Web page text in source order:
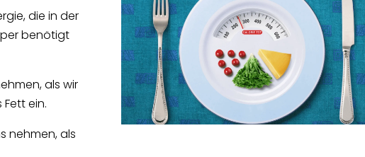
die in der
benötigt
als wir
ein.
nehmen, als